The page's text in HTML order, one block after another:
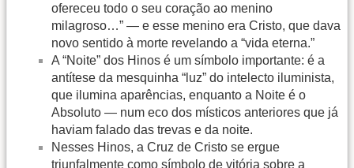
ofereceu todo o seu coração ao menino
milagroso…” — e esse menino era Cristo, que dava
novo sentido à morte revelando a “vida eterna.”
A “Noite” dos Hinos é um símbolo importante: é a
antítese da mesquinha “luz” do intelecto iluminista,
que ilumina aparências, enquanto a Noite é o
Absoluto — num eco dos místicos anteriores que já
haviam falado das trevas e da noite.
Nesses Hinos, a Cruz de Cristo se ergue
triunfalmente como símbolo de vitória sobre a